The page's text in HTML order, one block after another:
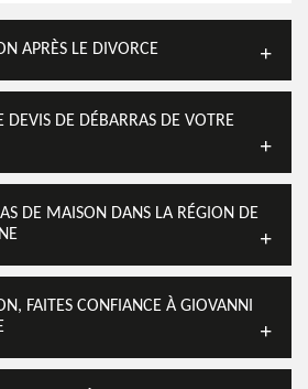
APRÈS LE DIVORCE
DEVIS DE DÉBARRAS DE VOTRE
DE MAISON DANS LA RÉGION DE
FAITES CONFIANCE À GIOVANNI